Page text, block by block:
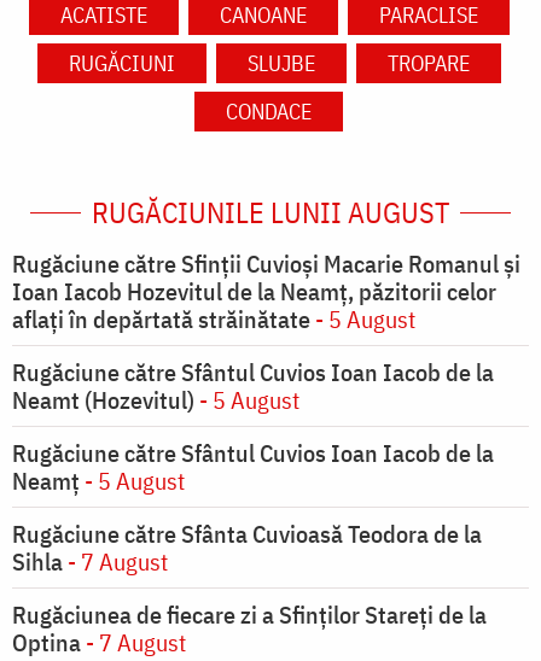
ACATISTE CANOANE
PARACLISE
RUGĂCIUNI
SLUJBE
TROPARE
CONDACE
RUGĂCIUNILE LUNII AUGUST
Rugăciune către Sfinții Cuvioși Macarie Romanul și
Ioan Iacob Hozevitul de la Neamț, păzitorii celor
aflați în depărtată străinătate- 5 August
Rugăciune către Sfântul Cuvios Ioan Iacob de la
Neamt (Hozevitul) - 5 August
Rugăciune către Sfântul Cuvios Ioan Iacob de la
Neamț - 5 August
Rugăciune către Sfânta Cuvioasă Teodora de la
Sihla- 7 August
Rugăciunea de fiecare zi a Sfinților Stareți de la
Optina- 7 August